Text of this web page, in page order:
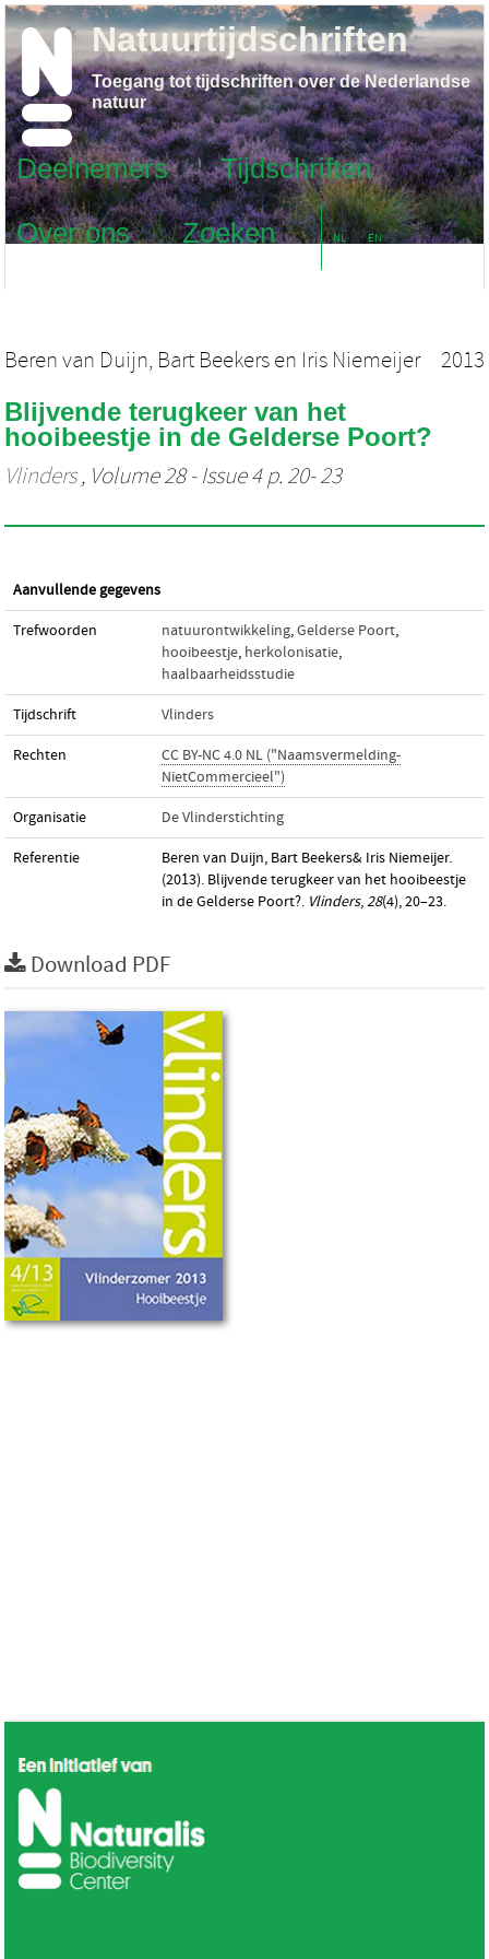
Deelnemers
Tijdschriften
Over ons
Zoeken NL EN
Natuurtijdschriften
Toegang tot tijdschriften over de Nederlandse
natuur
Beren van Duijn, Bart Beekers en Iris Niemeijer 2013
Blijvende terugkeer van het
hooibeestje in de Gelderse Poort?
Vlinders, Volume 28 - Issue 4 p. 20- 23
Aanvullende gegevens
Trefwoorden natuurontwikkeling,Gelderse Poort,
hooibeestje, herkolonisatie,
haalbaarheidsstudie
Tijdschrift Vlinders
Rechten
CC BY-NC 4.0 NL ("Naamsvermelding-
NietCommercieel")
Organisatie De Vlinderstichting
Referentie
Beren van Duijn, Bart Beekers& Iris Niemeijer.
(2013). Blijvende terugkeer van het hooibeestje
in de Gelderse Poort?. Vlinders,28(4), 20–23.
Download PDF